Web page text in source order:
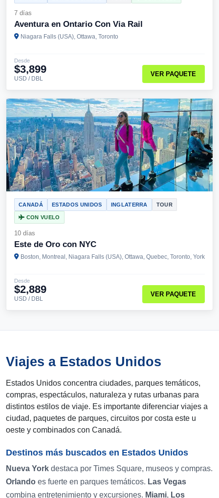
7 días
Aventura en Ontario Con Via Rail
Niagara Falls (USA), Ottawa, Toronto
Desde
$3,899
USD / DBL
VER PAQUETE
CANADÁ ESTADOS UNIDOS INGLATERRA TOUR
CON VUELO
10 días
Este de Oro con NYC
Boston, Montreal, Niagara Falls (USA), Ottawa, Quebec, Toronto, York
Desde
$2,889
USD / DBL
VER PAQUETE
Viajes a Estados Unidos
Estados Unidos concentra ciudades, parques temáticos,
compras, espectáculos, naturaleza y rutas urbanas para
distintos estilos de viaje. Es importante diferenciar viajes a
ciudad, paquetes de parques, circuitos por costa este u
oeste y combinados con Canadá.
Destinos más buscados en Estados Unidos
Nueva York destaca por Times Square, museos y compras.
Orlando es fuerte en parques temáticos. Las Vegas
combina entretenimiento y excursiones. Miami, Los